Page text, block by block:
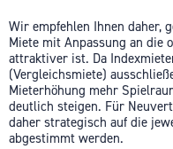
Wir empfehlen Ihnen daher,
Miete mit Anpassung an die
attraktiver ist. Da
(Vergleichsmiete)
Mieterhöhung mehr
deutlich steigen. Für
daher strategisch auf die
abgestimmt werden.